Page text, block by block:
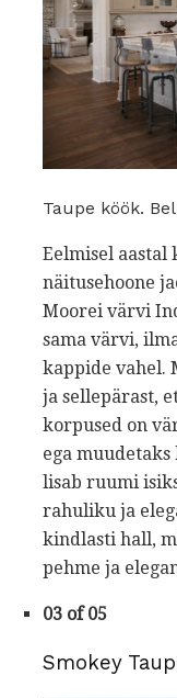
Taupe köök.
Eelmisel aastal
näitusehoone
Moorei värvi
sama värvi,
kappide vahel.
ja sellepärast,
korpused on
ega
lisab ruumi
rahuliku ja
kindlasti hall,
pehme ja
03 of 05
Smokey